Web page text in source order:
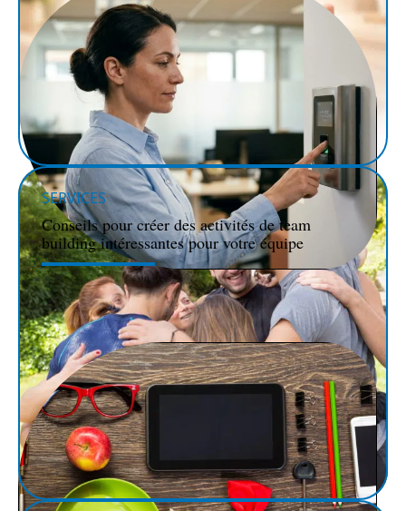
SERVICES
Conseils pour créer des activités de team
building intéressantes pour votre équipe
ENTREPRISE
Comment choisir une pointeuse horaire sans
compliquer le quotidien des équipes